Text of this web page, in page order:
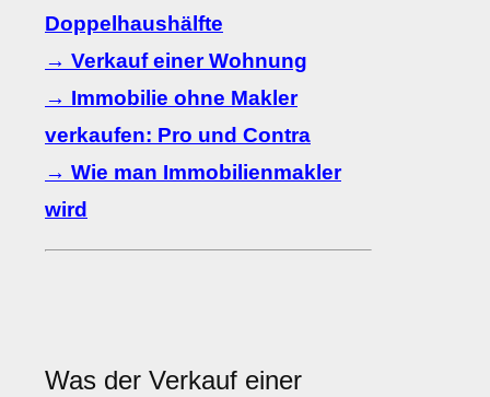
Doppelhaushälfte
→ Verkauf einer Wohnung
→ Immobilie ohne Makler
verkaufen: Pro und Contra
→ Wie man Immobilienmakler
wird
Was der Verkauf einer